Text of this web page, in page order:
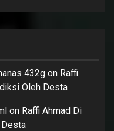
432g on Raffi
Oleh Desta
on Raffi Ahmad Di
Desta